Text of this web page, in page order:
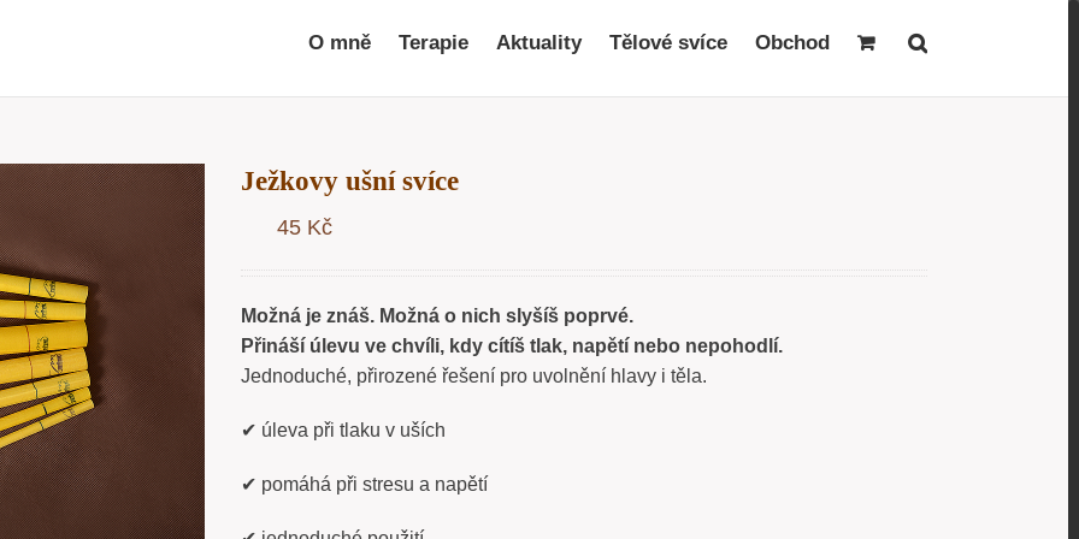
O mně Terapie Aktuality Tělové svíce Obchod
Ježkovy ušní svíce
45 Kč
Možná je znáš. Možná o nich slyšíš poprvé.
Přináší úlevu ve chvíli, kdy cítíš tlak, napětí nebo nepohodlí.
Jednoduché, přirozené řešení pro uvolnění hlavy i těla.
✔ úleva při tlaku v uších
✔ pomáhá při stresu a napětí